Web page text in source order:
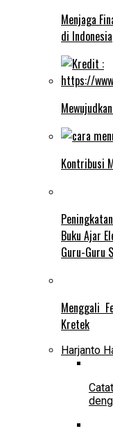
Menjaga
di Indonesia
Kontribusi
Buku Ajar
Guru-Guru
Menggali
Kretek
Harjanto